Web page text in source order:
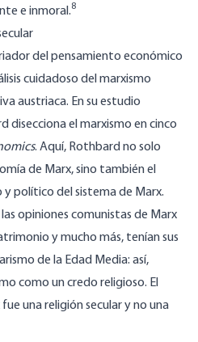
e inmoral.8
del pensamiento económico
cuidadoso del marxismo
austriaca. En su estudio
disecciona el marxismo en cinco
. Aquí, Rothbard no solo
de Marx, sino también el
político del sistema de Marx.
opiniones comunistas de Marx
y mucho más, tenían sus
de la Edad Media: así,
como un credo religioso. El
una religión secular y no una